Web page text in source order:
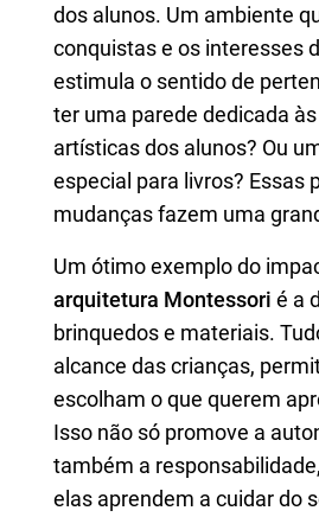
dos alunos. Um ambiente
conquistas e os interesses
estimula o sentido de
ter uma parede dedicada
artísticas dos alunos? Ou
especial para livros? Essas
mudanças fazem uma
Um ótimo exemplo do
arquitetura Montessori é a
brinquedos e materiais.
alcance das crianças,
escolham o que querem
Isso não só promove a
também a
elas aprendem a cuidar do